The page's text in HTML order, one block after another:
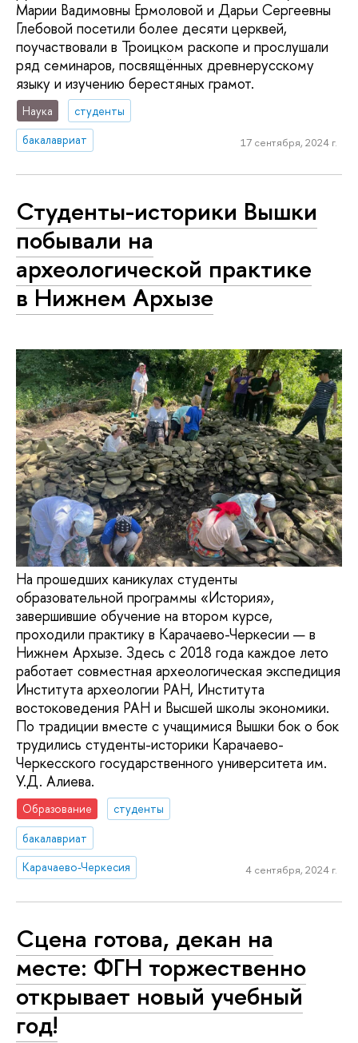
Марии Вадимовны Ермоловой и Дарьи Сергеевны
Глебовой посетили более десяти церквей,
поучаствовали в Троицком раскопе и прослушали
ряд семинаров, посвящённых древнерусскому
языку и изучению берестяных грамот.
Наука
студенты
бакалавриат
17 сентября, 2024 г.
Студенты-историки Вышки
побывали на
археологической практике
в Нижнем Архызе
На прошедших каникулах студенты
образовательной программы «История»,
завершившие обучение на втором курсе,
проходили практику в Карачаево-Черкесии — в
Нижнем Архызе. Здесь с 2018 года каждое лето
работает совместная археологическая экспедиция
Института археологии РАН, Института
востоковедения РАН и Высшей школы экономики.
По традиции вместе с учащимися Вышки бок о бок
трудились студенты-историки Карачаево-
Черкесского государственного университета им.
У.Д. Алиева.
Образование
студенты
бакалавриат
Карачаево-Черкесия
4 сентября, 2024 г.
Сцена готова, декан на
месте: ФГН торжественно
открывает новый учебный
год!